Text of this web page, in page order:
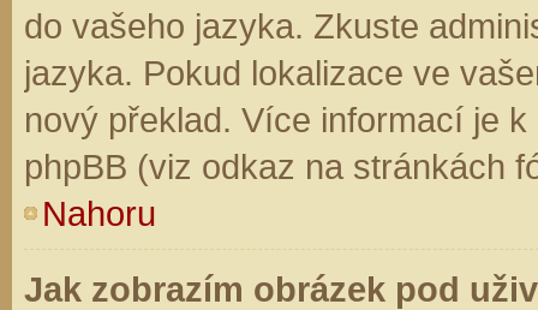
do vašeho jazyka. Zkuste
jazyka. Pokud lokalizace ve
nový překlad. Více informací je
phpBB (viz odkaz na stránkách
Nahoru
Jak zobrazím obrázek pod